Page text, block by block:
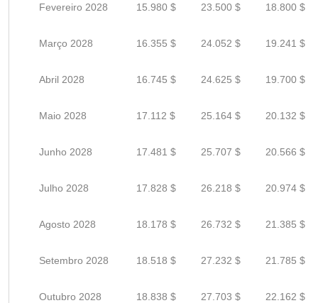
Fevereiro 2028 15.980 $ 23.500 $ 18.800 $
Março 2028 16.355 $ 24.052 $ 19.241 $
Abril 2028 16.745 $ 24.625 $ 19.700 $
Maio 2028 17.112 $ 25.164 $ 20.132 $
Junho 2028 17.481 $ 25.707 $ 20.566 $
Julho 2028 17.828 $ 26.218 $ 20.974 $
Agosto 2028 18.178 $ 26.732 $ 21.385 $
Setembro 2028 18.518 $ 27.232 $ 21.785 $
Outubro 2028 18.838 $ 27.703 $ 22.162 $